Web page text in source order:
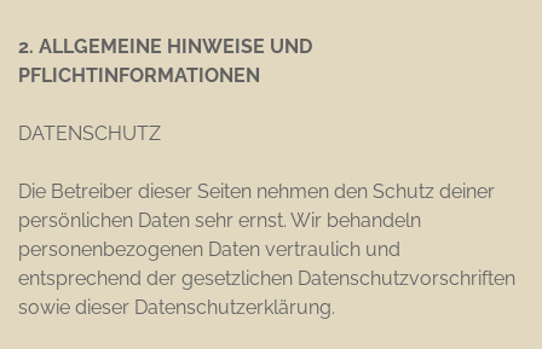
2. ALLGEMEINE HINWEISE UND
PFLICHTINFORMATIONEN
DATENSCHUTZ
Die Betreiber dieser Seiten nehmen den Schutz deiner
persönlichen Daten sehr ernst. Wir behandeln
personenbezogenen Daten vertraulich und
entsprechend der gesetzlichen Datenschutzvorschriften
sowie dieser Datenschutzerklärung.